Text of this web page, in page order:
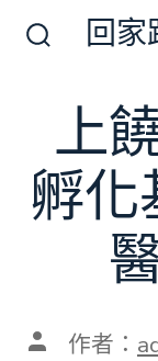
開
關
回
上
孵化
文 作者：